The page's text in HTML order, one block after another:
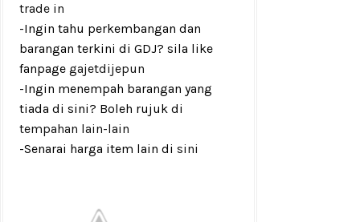
trade in
-Ingin tahu perkembangan dan
barangan terkini di GDJ? sila like
fanpage gajetdijepun
-Ingin menempah barangan yang
tiada di sini? Boleh rujuk di
tempahan lain-lain
-Senarai harga item lain di sini